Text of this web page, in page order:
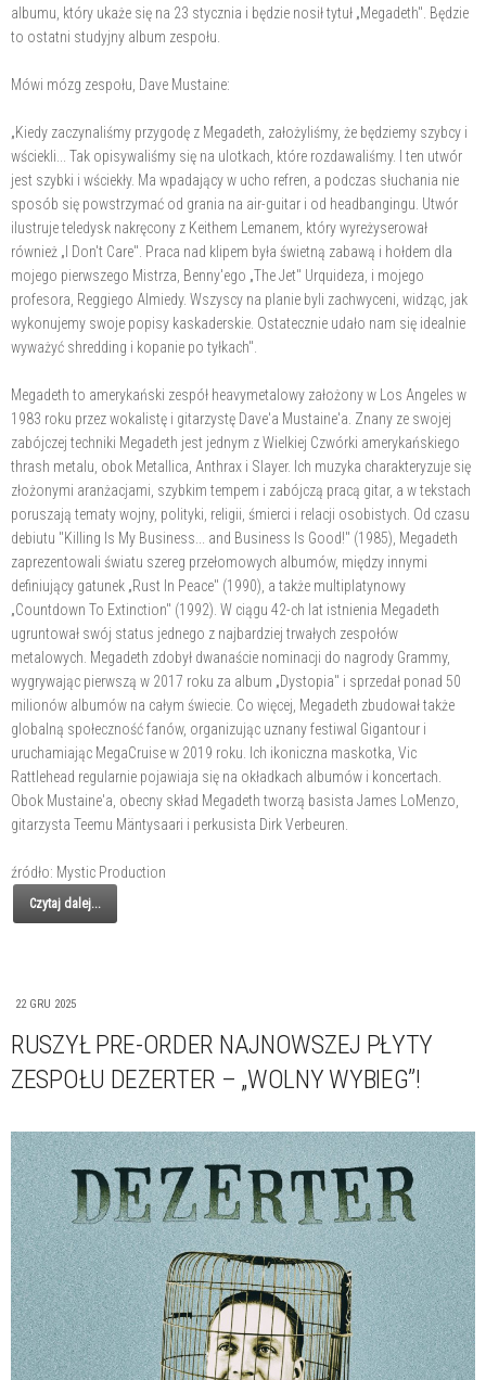
albumu, który ukaże się na 23 stycznia i będzie nosił tytuł „Megadeth". Będzie
to ostatni studyjny album zespołu.
Mówi mózg zespołu, Dave Mustaine:
„Kiedy zaczynaliśmy przygodę z Megadeth, założyliśmy, że będziemy szybcy i
wściekli... Tak opisywaliśmy się na ulotkach, które rozdawaliśmy. I ten utwór
jest szybki i wściekły. Ma wpadający w ucho refren, a podczas słuchania nie
sposób się powstrzymać od grania na air-guitar i od headbangingu. Utwór
ilustruje teledysk nakręcony z Keithem Lemanem, który wyreżyserował
również „I Don't Care". Praca nad klipem była świetną zabawą i hołdem dla
mojego pierwszego Mistrza, Benny'ego „The Jet" Urquideza, i mojego
profesora, Reggiego Almiedy. Wszyscy na planie byli zachwyceni, widząc, jak
wykonujemy swoje popisy kaskaderskie. Ostatecznie udało nam się idealnie
wyważyć shredding i kopanie po tyłkach".
Megadeth to amerykański zespół heavymetalowy założony w Los Angeles w
1983 roku przez wokalistę i gitarzystę Dave'a Mustaine'a. Znany ze swojej
zabójczej techniki Megadeth jest jednym z Wielkiej Czwórki amerykańskiego
thrash metalu, obok Metallica, Anthrax i Slayer. Ich muzyka charakteryzuje się
złożonymi aranżacjami, szybkim tempem i zabójczą pracą gitar, a w tekstach
poruszają tematy wojny, polityki, religii, śmierci i relacji osobistych. Od czasu
debiutu "Killing Is My Business... and Business Is Good!" (1985), Megadeth
zaprezentowali światu szereg przełomowych albumów, między innymi
definiujący gatunek „Rust In Peace" (1990), a także multiplatynowy
„Countdown To Extinction" (1992). W ciągu 42-ch lat istnienia Megadeth
ugruntował swój status jednego z najbardziej trwałych zespołów
metalowych. Megadeth zdobył dwanaście nominacji do nagrody Grammy,
wygrywając pierwszą w 2017 roku za album „Dystopia" i sprzedał ponad 50
milionów albumów na całym świecie. Co więcej, Megadeth zbudował także
globalną społeczność fanów, organizując uznany festiwal Gigantour i
uruchamiając MegaCruise w 2019 roku. Ich ikoniczna maskotka, Vic
Rattlehead regularnie pojawiaja się na okładkach albumów i koncertach.
Obok Mustaine'a, obecny skład Megadeth tworzą basista James LoMenzo,
gitarzysta Teemu Mäntysaari i perkusista Dirk Verbeuren.
źródło: Mystic Production
Czytaj dalej...
22 GRU 2025
RUSZYŁ PRE-ORDER NAJNOWSZEJ PŁYTY
ZESPOŁU DEZERTER – „WOLNY WYBIEG”!